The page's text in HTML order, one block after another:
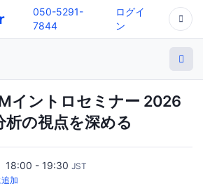
050-5291-
7844
ログイ
ン
イントロセミナー 2026
析の視点を深める
18:00 - 19:30 JST
加